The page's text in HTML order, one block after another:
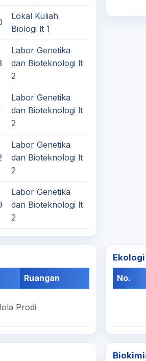
Lokal Kuliah
Biologi lt 1
Labor Genetika
dan Bioteknologi lt
2
Labor Genetika
dan Bioteknologi lt
2
Labor Genetika
dan Bioteknologi lt
2
Labor Genetika
dan Bioteknologi lt
2
Ruangan
Prodi
No.